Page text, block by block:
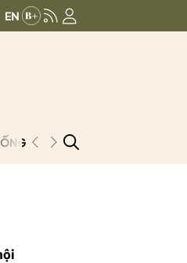
UPCOMINDEX:
PODCAST